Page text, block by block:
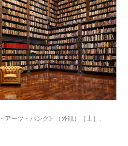
アーツ・バンク》（外観）［上］、